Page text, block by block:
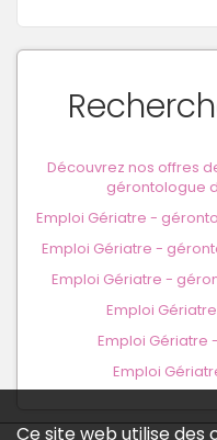
Découvrez nos offres
gérontologue
Emploi Gériatre -
Emploi Gériatre -
Emploi Gériatre -
Emploi
Emploi Gériatre
Emploi
Ce site web utilise